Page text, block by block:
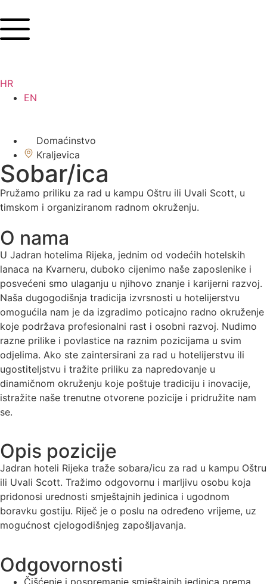
HR
EN
Domaćinstvo
Kraljevica
Sobar/ica
Pružamo priliku za rad u kampu Oštru ili Uvali Scott, u
timskom i organiziranom radnom okruženju.
O nama
U Jadran hotelima Rijeka, jednim od vodećih hotelskih
lanaca na Kvarneru, duboko cijenimo naše zaposlenike i
posvećeni smo ulaganju u njihovo znanje i karijerni razvoj.
Naša dugogodišnja tradicija izvrsnosti u hotelijerstvu
omogućila nam je da izgradimo poticajno radno okruženje
koje podržava profesionalni rast i osobni razvoj. Nudimo
razne prilike i povlastice na raznim pozicijama u svim
odjelima. Ako ste zaintersirani za rad u hotelijerstvu ili
ugostiteljstvu i tražite priliku za napredovanje u
dinamičnom okruženju koje poštuje tradiciju i inovacije,
istražite naše trenutne otvorene pozicije i pridružite nam
se.
Opis pozicije
Jadran hoteli Rijeka traže sobara/icu za rad u kampu Oštru
ili Uvali Scott. Tražimo odgovornu i marljivu osobu koja
pridonosi urednosti smještajnih jedinica i ugodnom
boravku gostiju. Riječ je o poslu na određeno vrijeme, uz
mogućnost cjelogodišnjeg zapošljavanja.
Odgovornosti
Čišćenje i pospremanje smještajnih jedinica prema